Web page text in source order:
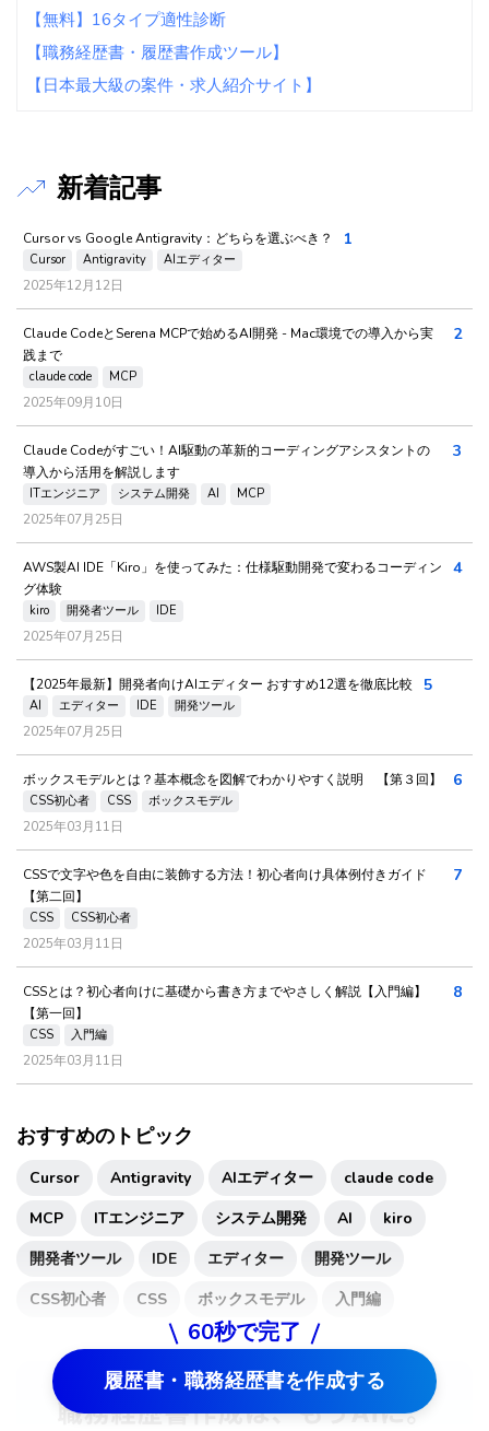
【無料】16タイプ適性診断
【職務経歴書・履歴書作成ツール】
【日本最大級の案件・求人紹介サイト】
新着記事
Cursor vs Google Antigravity：どちらを選ぶべき？
Cursor Antigravity AIエディター
2025年12月12日
1
Claude CodeとSerena MCPで始めるAI開発 - Mac環境での導入から実
践まで
claude code MCP
2025年09月10日
2
Claude Codeがすごい！AI駆動の革新的コーディングアシスタントの
導入から活用を解説します
ITエンジニア システム開発 AI MCP
2025年07月25日
3
AWS製AI IDE「Kiro」を使ってみた：仕様駆動開発で変わるコーディン
グ体験
kiro 開発者ツール IDE
2025年07月25日
4
【2025年最新】開発者向けAIエディター おすすめ12選を徹底比較
AI エディター IDE 開発ツール
2025年07月25日
5
ボックスモデルとは？基本概念を図解でわかりやすく説明 【第３回】
CSS初心者 CSS ボックスモデル
2025年03月11日
6
CSSで文字や色を自由に装飾する方法！初心者向け具体例付きガイド
【第二回】
CSS CSS初心者
2025年03月11日
7
CSSとは？初心者向けに基礎から書き方までやさしく解説【入門編】
【第一回】
CSS 入門編
2025年03月11日
8
おすすめのトピック
Cursor Antigravity AIエディター
claude code
MCP
ITエンジニア システム開発 AI
kiro
開発者ツール
IDE エディター
開発ツール
CSS初心者
CSS ボックスモデル 入門編
60秒で完了
履歴書・職務経歴書を作成する